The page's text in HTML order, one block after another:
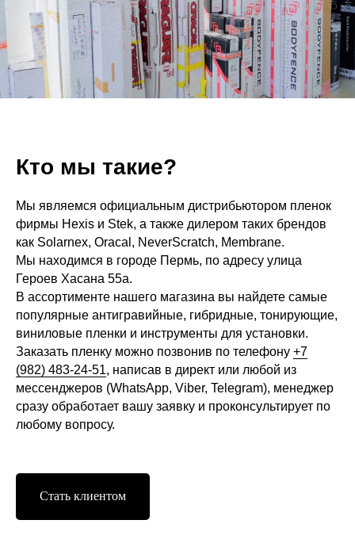
Кто мы такие?
Мы являемся официальным дистрибьютором пленок
фирмы Hexis и Stek, а также дилером таких брендов
как Solarnex, Oracal, NeverScratch, Membrane.
Мы находимся в городе Пермь, по адресу улица
Героев Хасана 55а.
В ассортименте нашего магазина вы найдете самые
популярные антигравийные, гибридные, тонирующие,
виниловые пленки и инструменты для установки.
Заказать пленку можно позвонив по телефону +7
(982) 483-24-51, написав в директ или любой из
мессенджеров (WhatsApp, Viber, Telegram), менеджер
сразу обработает вашу заявку и проконсультирует по
любому вопросу.
Стать клиентом